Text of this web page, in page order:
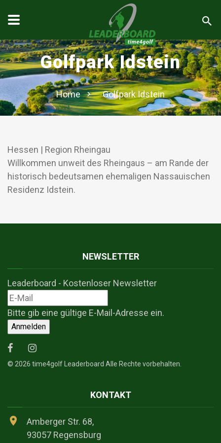
Golfpark Idstein
Home Golfpark Idstein
Hessen | Region Rheingau
Willkommen unweit des Rheingaus – am Rande der
historisch bedeutsamen ehemaligen Nassauischen
Residenz Idstein.
NEWSLETTER
Leaderboard - Kostenloser Newsletter
Bitte gib eine gültige E-Mail-Adresse ein.
Anmelden
© 2026 time4golf Leaderboard Alle Rechte vorbehalten.
KONTAKT
Amberger Str. 68,
93057 Regensburg